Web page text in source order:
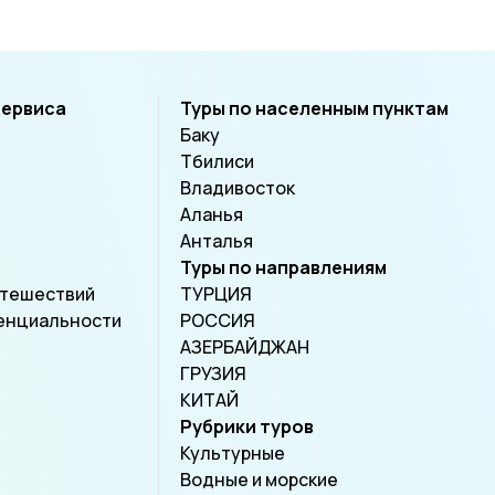
Туры по населенным пунктам
Баку
Тбилиси
Владивосток
Аланья
Анталья
Туры по направлениям
ТУРЦИЯ
РОССИЯ
АЗЕРБАЙДЖАН
ГРУЗИЯ
КИТАЙ
Рубрики туров
Культурные
Водные и морские